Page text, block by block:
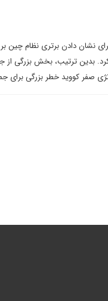
دادن برتری نظام چین بر
کرد. بدین ترتیب، بخش بزرگی
صفر کووید خطر بزرگی